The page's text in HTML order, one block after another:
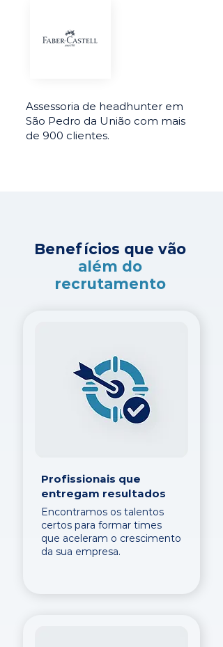
Assessoria de headhunter em
São Pedro da União com mais
de 900 clientes.
Benefícios que vão
além do
recrutamento
Profissionais que
entregam resultados
Encontramos os talentos
certos para formar times
que aceleram o crescimento
da sua empresa.